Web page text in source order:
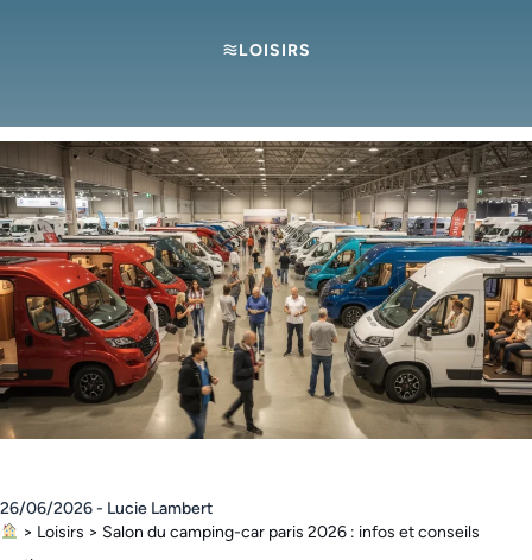
LOISIRS
26/06/2026 - Lucie Lambert
> Loisirs > Salon du camping-car paris 2026 : infos et conseils